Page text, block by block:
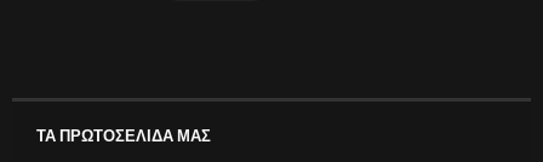
ΤΑ ΠΡΩΤΟΣΕΛΙΔΑ ΜΑΣ